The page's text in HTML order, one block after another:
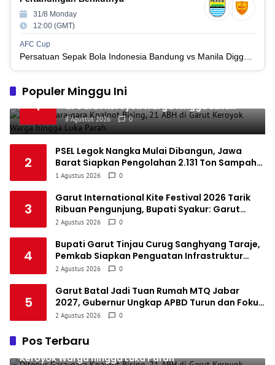
1
2
17 39
3
1
4
1
6
Persis Solo 34 8 10 16
1
Semen Padang FC
Persatuan Sepak Bola Biak Sekitarnya 34 4 6 24 18
31/8 Monday
12:00 (GMT)
AFC Cup
Populer Minggu Ini
1
Ditegur Gara-gara Knalpot Bising, 21 ABH
di Garut Keroyok Warga hingga Luka
Parah
8 Agustus 2026 0
2
PSEL Legok Nangka Mulai Dibangun, Jawa
Barat Siapkan Pengolahan 2.131 Ton Sampah
per Hari untuk Jadi Listrik
1 Agustus 2026 0
3
Garut International Kite Festival 2026 Tarik
Ribuan Pengunjung, Bupati Syakur: Garut
Makin Dikenal Dunia
2 Agustus 2026 0
4
Bupati Garut Tinjau Curug Sanghyang Taraje,
Pemkab Siapkan Penguatan Infrastruktur
untuk Dongkrak Pariwisata
2 Agustus 2026 0
5
Garut Batal Jadi Tuan Rumah MTQ Jabar
2027, Gubernur Ungkap APBD Turun dan Fokus
Dialihkan ke Infrastruktur
2 Agustus 2026 0
Pos Terbaru
Ditegur Gara-gara Knalpot Bising, 21 ABH di Garut
Keroyok Warga hingga Luka Parah